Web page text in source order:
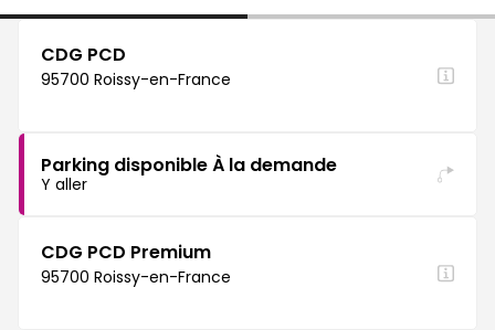
CDG PCD
95700 Roissy-en-France
Parking disponible À la demande
Y aller
CDG PCD Premium
95700 Roissy-en-France